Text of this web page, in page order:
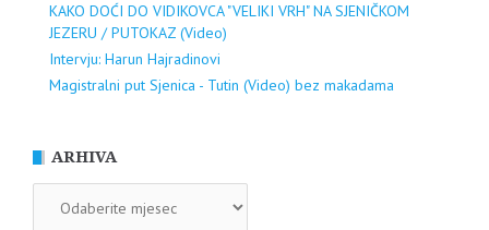
KAKO DOĆI DO VIDIKOVCA "VELIKI VRH" NA SJENIČKOM
JEZERU / PUTOKAZ (Video)
Intervju: Harun Hajradinovi
Magistralni put Sjenica - Tutin (Video) bez makadama
ARHIVA